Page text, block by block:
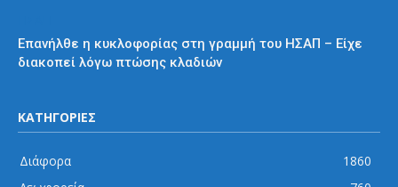
Επανήλθε η κυκλοφορίας στη γραμμή του ΗΣΑΠ – Είχε
διακοπεί λόγω πτώσης κλαδιών
ΚΑΤΗΓΟΡΙΕΣ
Διάφορα
1860